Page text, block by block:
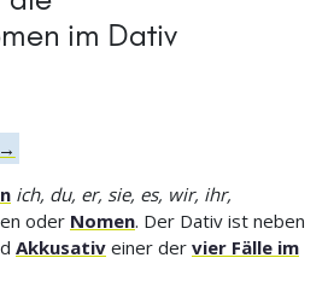
im Dativ
ich, du, er, sie, es, wir, ihr,
oder Nomen. Der Dativ ist neben
Akkusativ einer der vier Fälle im